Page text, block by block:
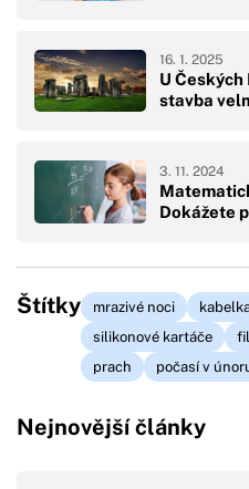
U Českých
stavba
16. 1. 2025
Dokážete
3. 11. 2024
Štítky mrazivé noci
silikonové kartáče
prach
počasí v
Nejnovější články